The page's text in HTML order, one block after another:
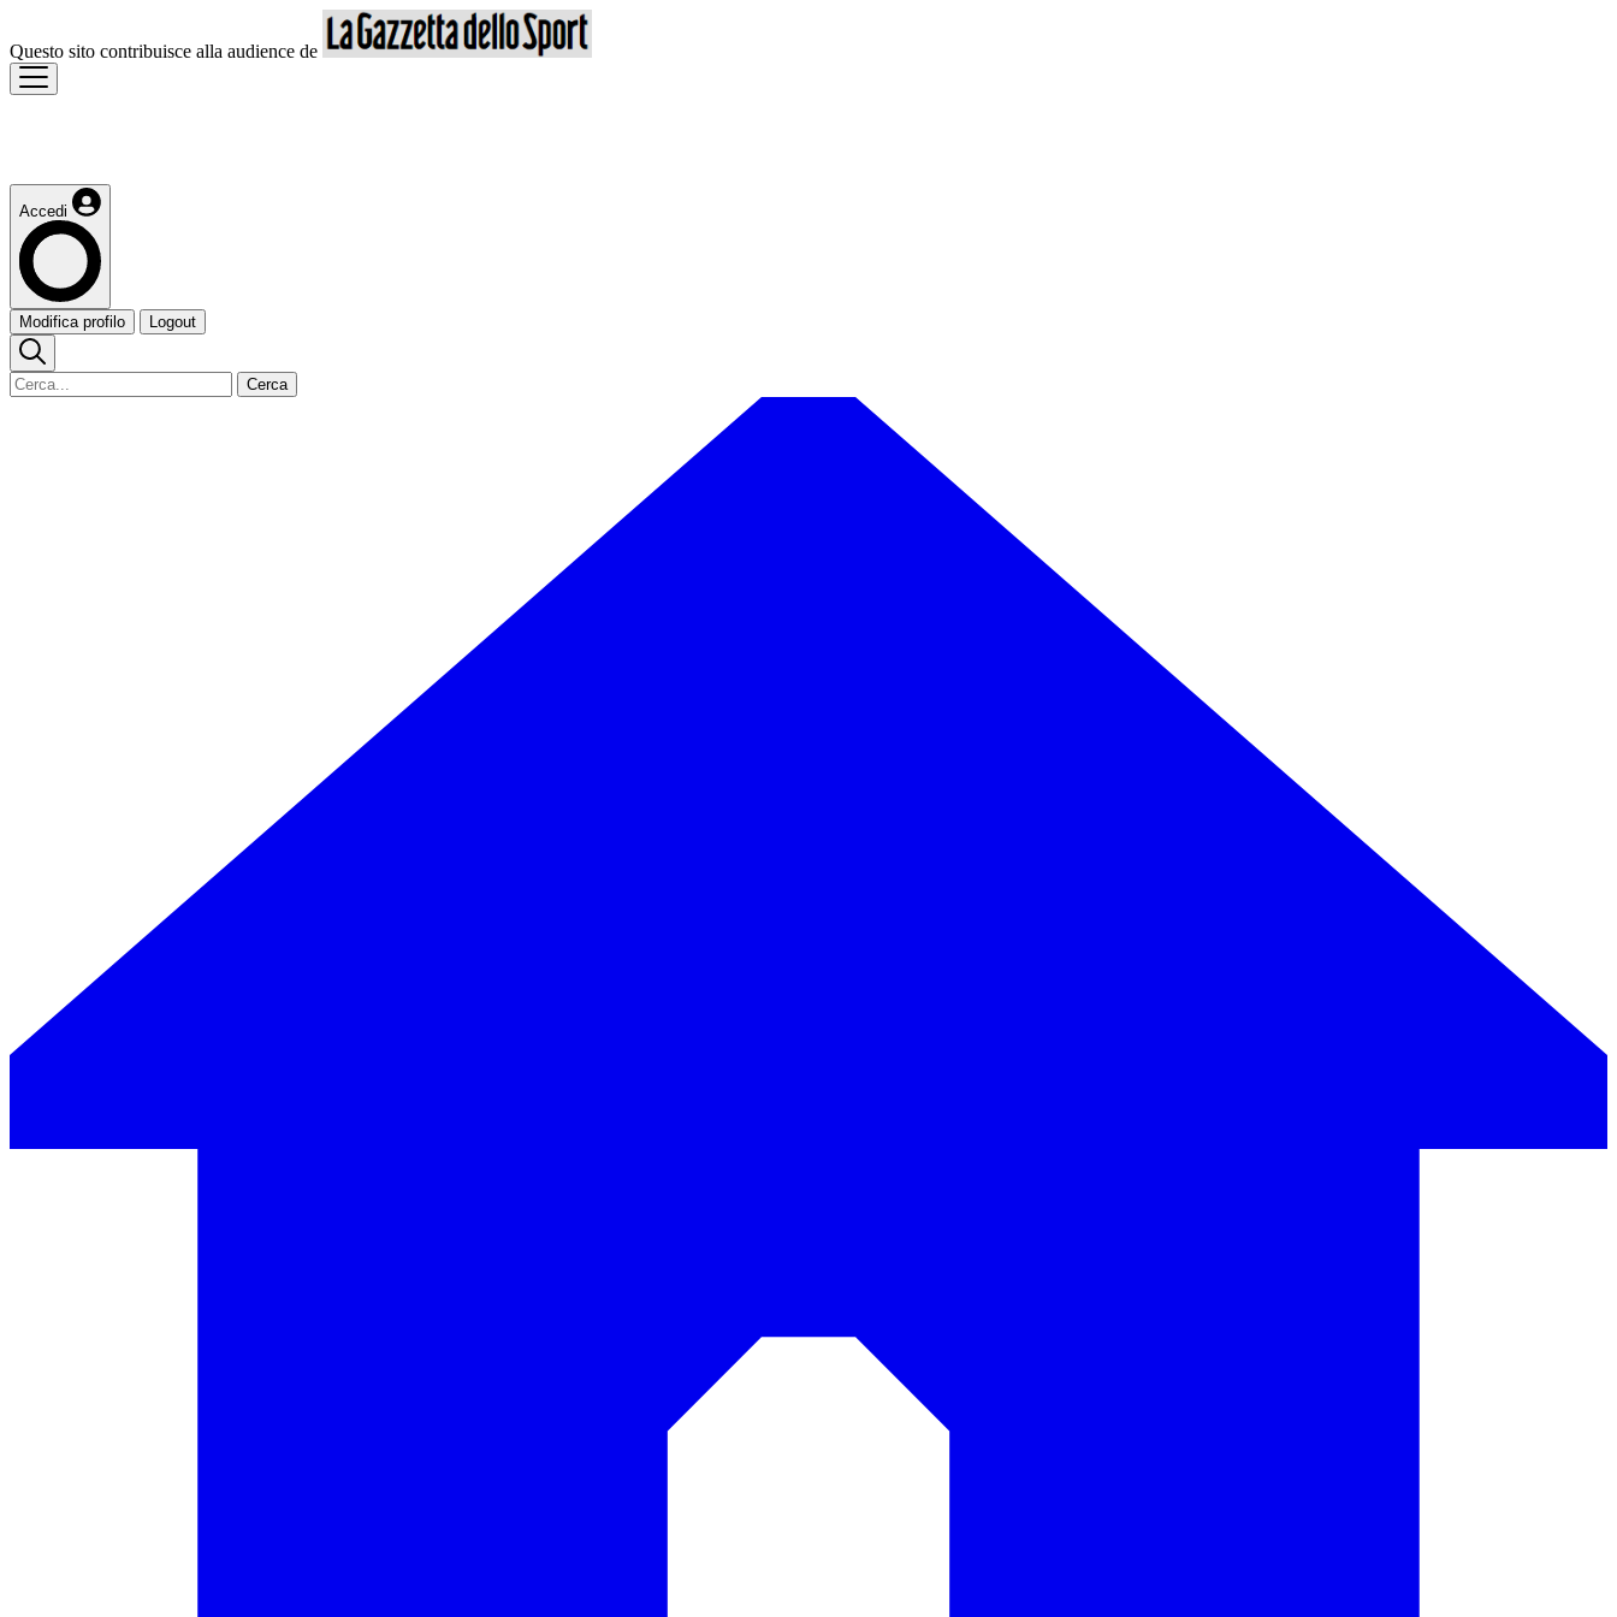
Questo sito contribuisce alla audience de
Accedi
Modifica profilo Logout
Cerca